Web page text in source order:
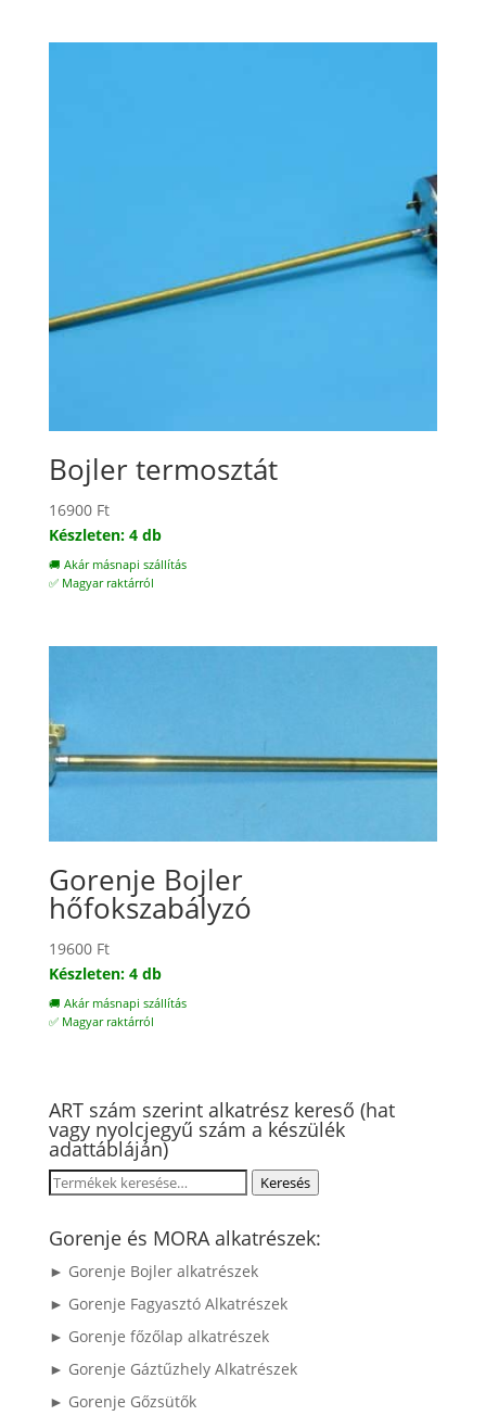
Bojler termosztát
16900 Ft
Készleten: 4 db
🚚 Akár másnapi szállítás
✅ Magyar raktárról
Gorenje Bojler
hőfokszabályzó
19600 Ft
Készleten: 4 db
🚚 Akár másnapi szállítás
✅ Magyar raktárról
ART szám szerint alkatrész kereső (hat
vagy nyolcjegyű szám a készülék
adattábláján)
Keresés
következőre:
Keresés
Gorenje és MORA alkatrészek:
► Gorenje Bojler alkatrészek
► Gorenje Fagyasztó Alkatrészek
► Gorenje főzőlap alkatrészek
► Gorenje Gáztűzhely Alkatrészek
► Gorenje Gőzsütők